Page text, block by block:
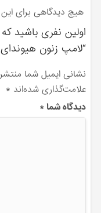
هیچ دیدگاهی برای
اولین نفری باشید
“لامپ زنون
نشانی ایمیل شما
علامت‌گذاری شده‌اند *
دیدگاه شما*